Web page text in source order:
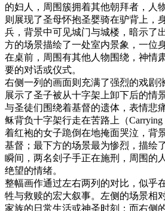
的妇人，周围簇拥着其他朝拜者，人
则展现了圣母怀抱圣婴骑在驴背上，
兵，背景中可见城门与城楼，暗示了
方的场景描绘了一处室内景象，一位
在桌前，周围有其他人物围绕，神情
要的对话或仪式。
右侧一列的画面则充满了强烈的戏剧
展示了圣子被从十字架上卸下后的情
与圣徒们围绕着基督的遗体，表情悲
稣背负十字架行走在苦路上（Carrying
着红袍的女子跪倒在地掩面哭泣，背
基督；最下方的场景最为惨烈，描绘
瞬间，两名刽子手正在施刑，周围的
绝望的情绪。
整幅画作通过左右两列的对比，似乎
牲与救赎的宏大叙事。左侧的场景相
家族的日常生活或神圣时刻；而右侧